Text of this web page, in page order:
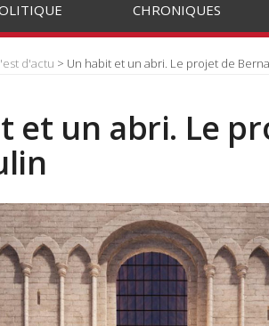
CHRONIQUES
d'actu > Un habit et un abri. Le projet de
et un abri. Le